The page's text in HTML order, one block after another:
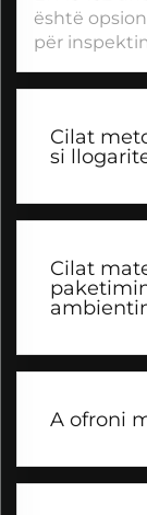
është
për
Cilat
si
Cilat
A ofroni